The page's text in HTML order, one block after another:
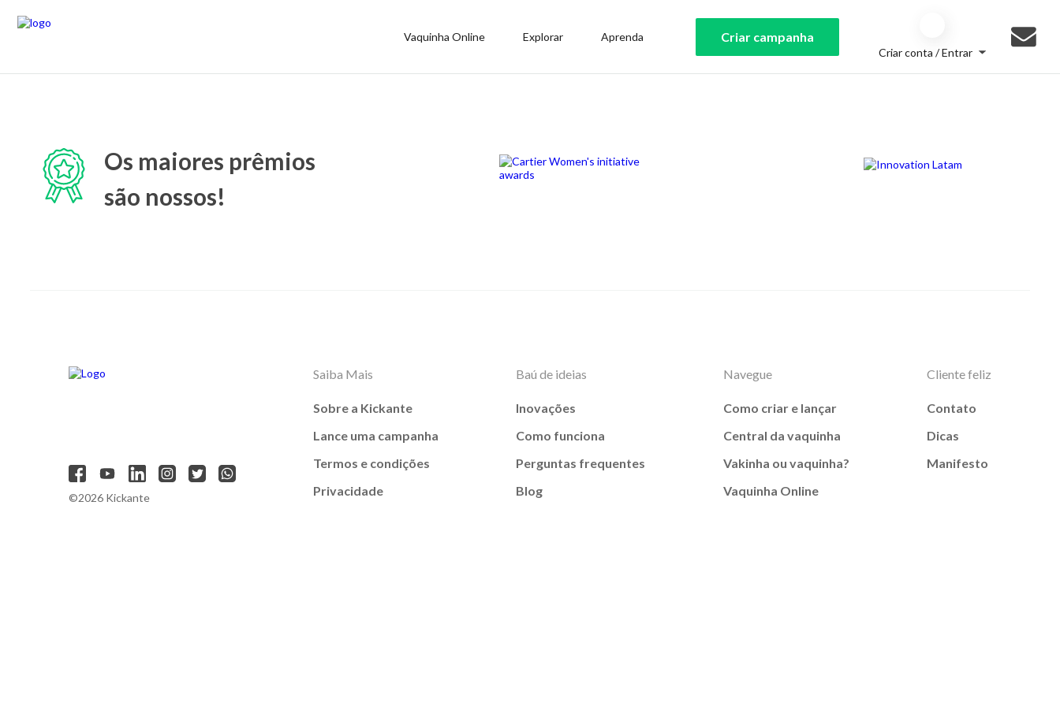
Vaquinha Online Explorar Aprenda Criar campanha
Criar conta / Entrar
Os maiores prêmios
são nossos!
©2026 Kickante
Saiba Mais
Sobre a Kickante
Lance uma campanha
Termos e condições
Privacidade
Baú de ideias
Inovações
Como funciona
Perguntas frequentes
Blog
Navegue
Como criar e lançar
Central da vaquinha
Vakinha ou vaquinha?
Vaquinha Online
Cliente feliz
Contato
Dicas
Manifesto